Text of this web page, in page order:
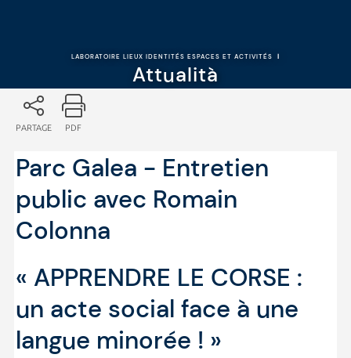
LABORATOIRE LIEUX IDENTITÉS ESPACES ET ACTIVITÉS |
Attualità
PARTAGE PDF
Parc Galea - Entretien
public avec Romain
Colonna
« APPRENDRE LE CORSE :
un acte social face à une
langue minorée ! »